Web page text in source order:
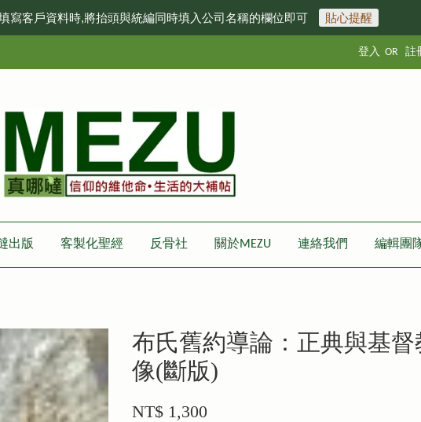
寫客戶資料時,將抬頭與統編同時填入公司名稱的欄位即可 貼心提醒
登入 OR 註
出版 客製化聖經 反骨社 關於MEZU 連絡我們 編輯團
布氏舊約導論：正典與基督
像(斷版)
NT$ 1,300